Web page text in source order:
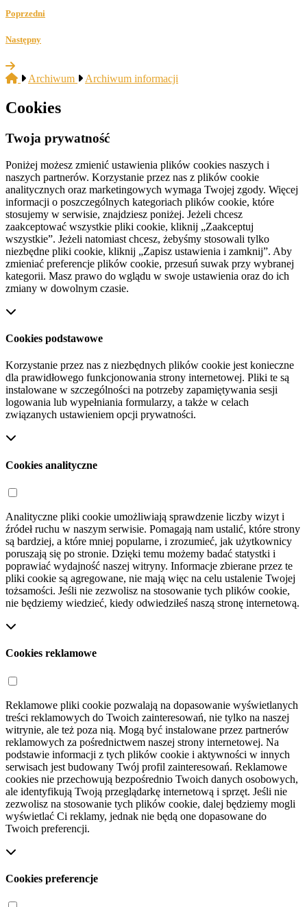
Poprzedni
Następny
Archiwum Archiwum informacji
Cookies
Twoja prywatność
Poniżej możesz zmienić ustawienia plików cookies naszych i
naszych partnerów. Korzystanie przez nas z plików cookie
analitycznych oraz marketingowych wymaga Twojej zgody. Więcej
informacji o poszczególnych kategoriach plików cookie, które
stosujemy w serwisie, znajdziesz poniżej. Jeżeli chcesz
zaakceptować wszystkie pliki cookie, kliknij „Zaakceptuj
wszystkie”. Jeżeli natomiast chcesz, żebyśmy stosowali tylko
niezbędne pliki cookie, kliknij „Zapisz ustawienia i zamknij”. Aby
zmieniać preferencje plików cookie, przesuń suwak przy wybranej
kategorii. Masz prawo do wglądu w swoje ustawienia oraz do ich
zmiany w dowolnym czasie.
Cookies podstawowe
Korzystanie przez nas z niezbędnych plików cookie jest konieczne
dla prawidłowego funkcjonowania strony internetowej. Pliki te są
instalowane w szczególności na potrzeby zapamiętywania sesji
logowania lub wypełniania formularzy, a także w celach
związanych ustawieniem opcji prywatności.
Cookies analityczne
Analityczne pliki cookie umożliwiają sprawdzenie liczby wizyt i
źródeł ruchu w naszym serwisie. Pomagają nam ustalić, które strony
są bardziej, a które mniej popularne, i zrozumieć, jak użytkownicy
poruszają się po stronie. Dzięki temu możemy badać statystki i
poprawiać wydajność naszej witryny. Informacje zbierane przez te
pliki cookie są agregowane, nie mają więc na celu ustalenie Twojej
tożsamości. Jeśli nie zezwolisz na stosowanie tych plików cookie,
nie będziemy wiedzieć, kiedy odwiedziłeś naszą stronę internetową.
Cookies reklamowe
Reklamowe pliki cookie pozwalają na dopasowanie wyświetlanych
treści reklamowych do Twoich zainteresowań, nie tylko na naszej
witrynie, ale też poza nią. Mogą być instalowane przez partnerów
reklamowych za pośrednictwem naszej strony internetowej. Na
podstawie informacji z tych plików cookie i aktywności w innych
serwisach jest budowany Twój profil zainteresowań. Reklamowe
cookies nie przechowują bezpośrednio Twoich danych osobowych,
ale identyfikują Twoją przeglądarkę internetową i sprzęt. Jeśli nie
zezwolisz na stosowanie tych plików cookie, dalej będziemy mogli
wyświetlać Ci reklamy, jednak nie będą one dopasowane do
Twoich preferencji.
Cookies preferencje